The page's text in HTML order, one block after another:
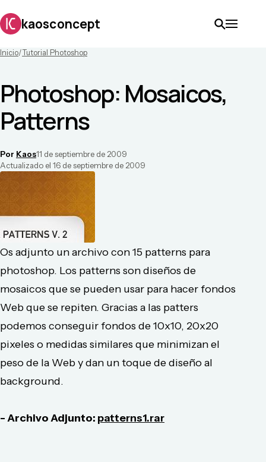
kaosconcept
Inicio/Tutorial Photoshop
Photoshop: Mosaicos,
Patterns
Por Kaos11 de septiembre de 2009
Actualizado el 16 de septiembre de 2009
Os adjunto un archivo con 15 patterns para
photoshop. Los patterns son diseños de
mosaicos que se pueden usar para hacer fondos
Web que se repiten. Gracias a las patters
podemos conseguir fondos de 10x10, 20x20
pixeles o medidas similares que minimizan el
peso de la Web y dan un toque de diseño al
background.
- Archivo Adjunto: patterns1.rar